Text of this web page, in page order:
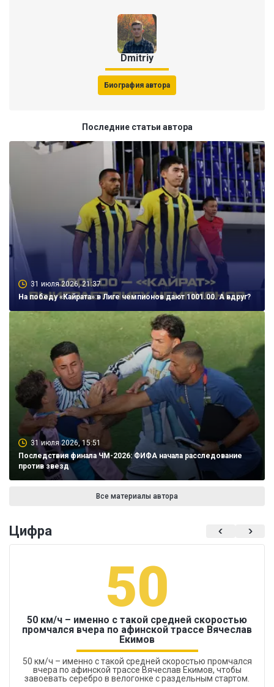
Dmitriy
Биография автора
Последние статьи автора
31 июля 2026, 21:37
На победу «Кайрата» в Лиге чемпионов дают 1001.00. А вдруг?
31 июля 2026, 15:51
Последствия финала ЧМ-2026: ФИФА начала расследование
против звезд
Все материалы автора
Цифра
50
50 км/ч – именно с такой средней скоростью
промчался вчера по афинской трассе Вячеслав
Екимов
50 км/ч – именно с такой средней скоростью промчался
вчера по афинской трассе Вячеслав Екимов, чтобы
завоевать серебро в велогонке с раздельным стартом.